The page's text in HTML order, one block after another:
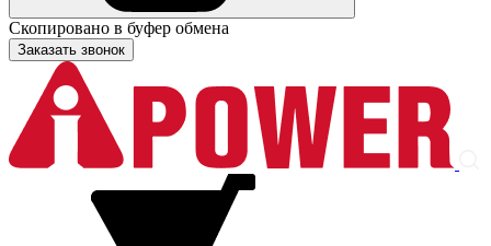
Скопировано в буфер обмена
Заказать звонок